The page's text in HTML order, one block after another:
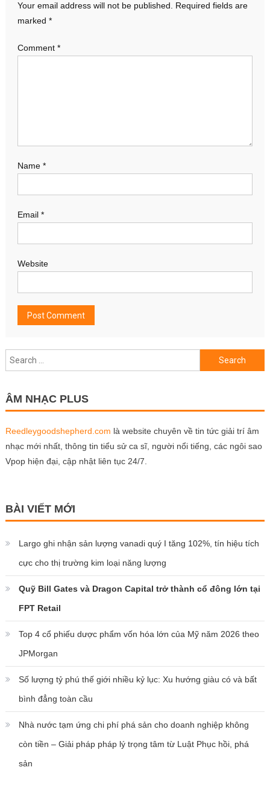
Your email address will not be published. Required fields are
marked *
Comment *
Name *
Email *
Website
Search
for:
ÂM NHẠC PLUS
Reedleygoodshepherd.com là website chuyên về tin tức giải trí âm
nhạc mới nhất, thông tin tiểu sử ca sĩ, người nổi tiếng, các ngôi sao
Vpop hiện đại, cập nhật liên tục 24/7.
BÀI VIẾT MỚI
Largo ghi nhận sản lượng vanadi quý I tăng 102%, tín hiệu tích
cực cho thị trường kim loại năng lượng
Quỹ Bill Gates và Dragon Capital trở thành cổ đông lớn tại
FPT Retail
Top 4 cổ phiếu dược phẩm vốn hóa lớn của Mỹ năm 2026 theo
JPMorgan
Số lượng tỷ phú thế giới nhiều kỷ lục: Xu hướng giàu có và bất
bình đẳng toàn cầu
Nhà nước tạm ứng chi phí phá sản cho doanh nghiệp không
còn tiền – Giải pháp pháp lý trọng tâm từ Luật Phục hồi, phá
sản